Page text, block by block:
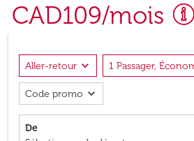
CAD109/mois
Aller-retour expand_more 1 Passager,
Code promo expand_more
De